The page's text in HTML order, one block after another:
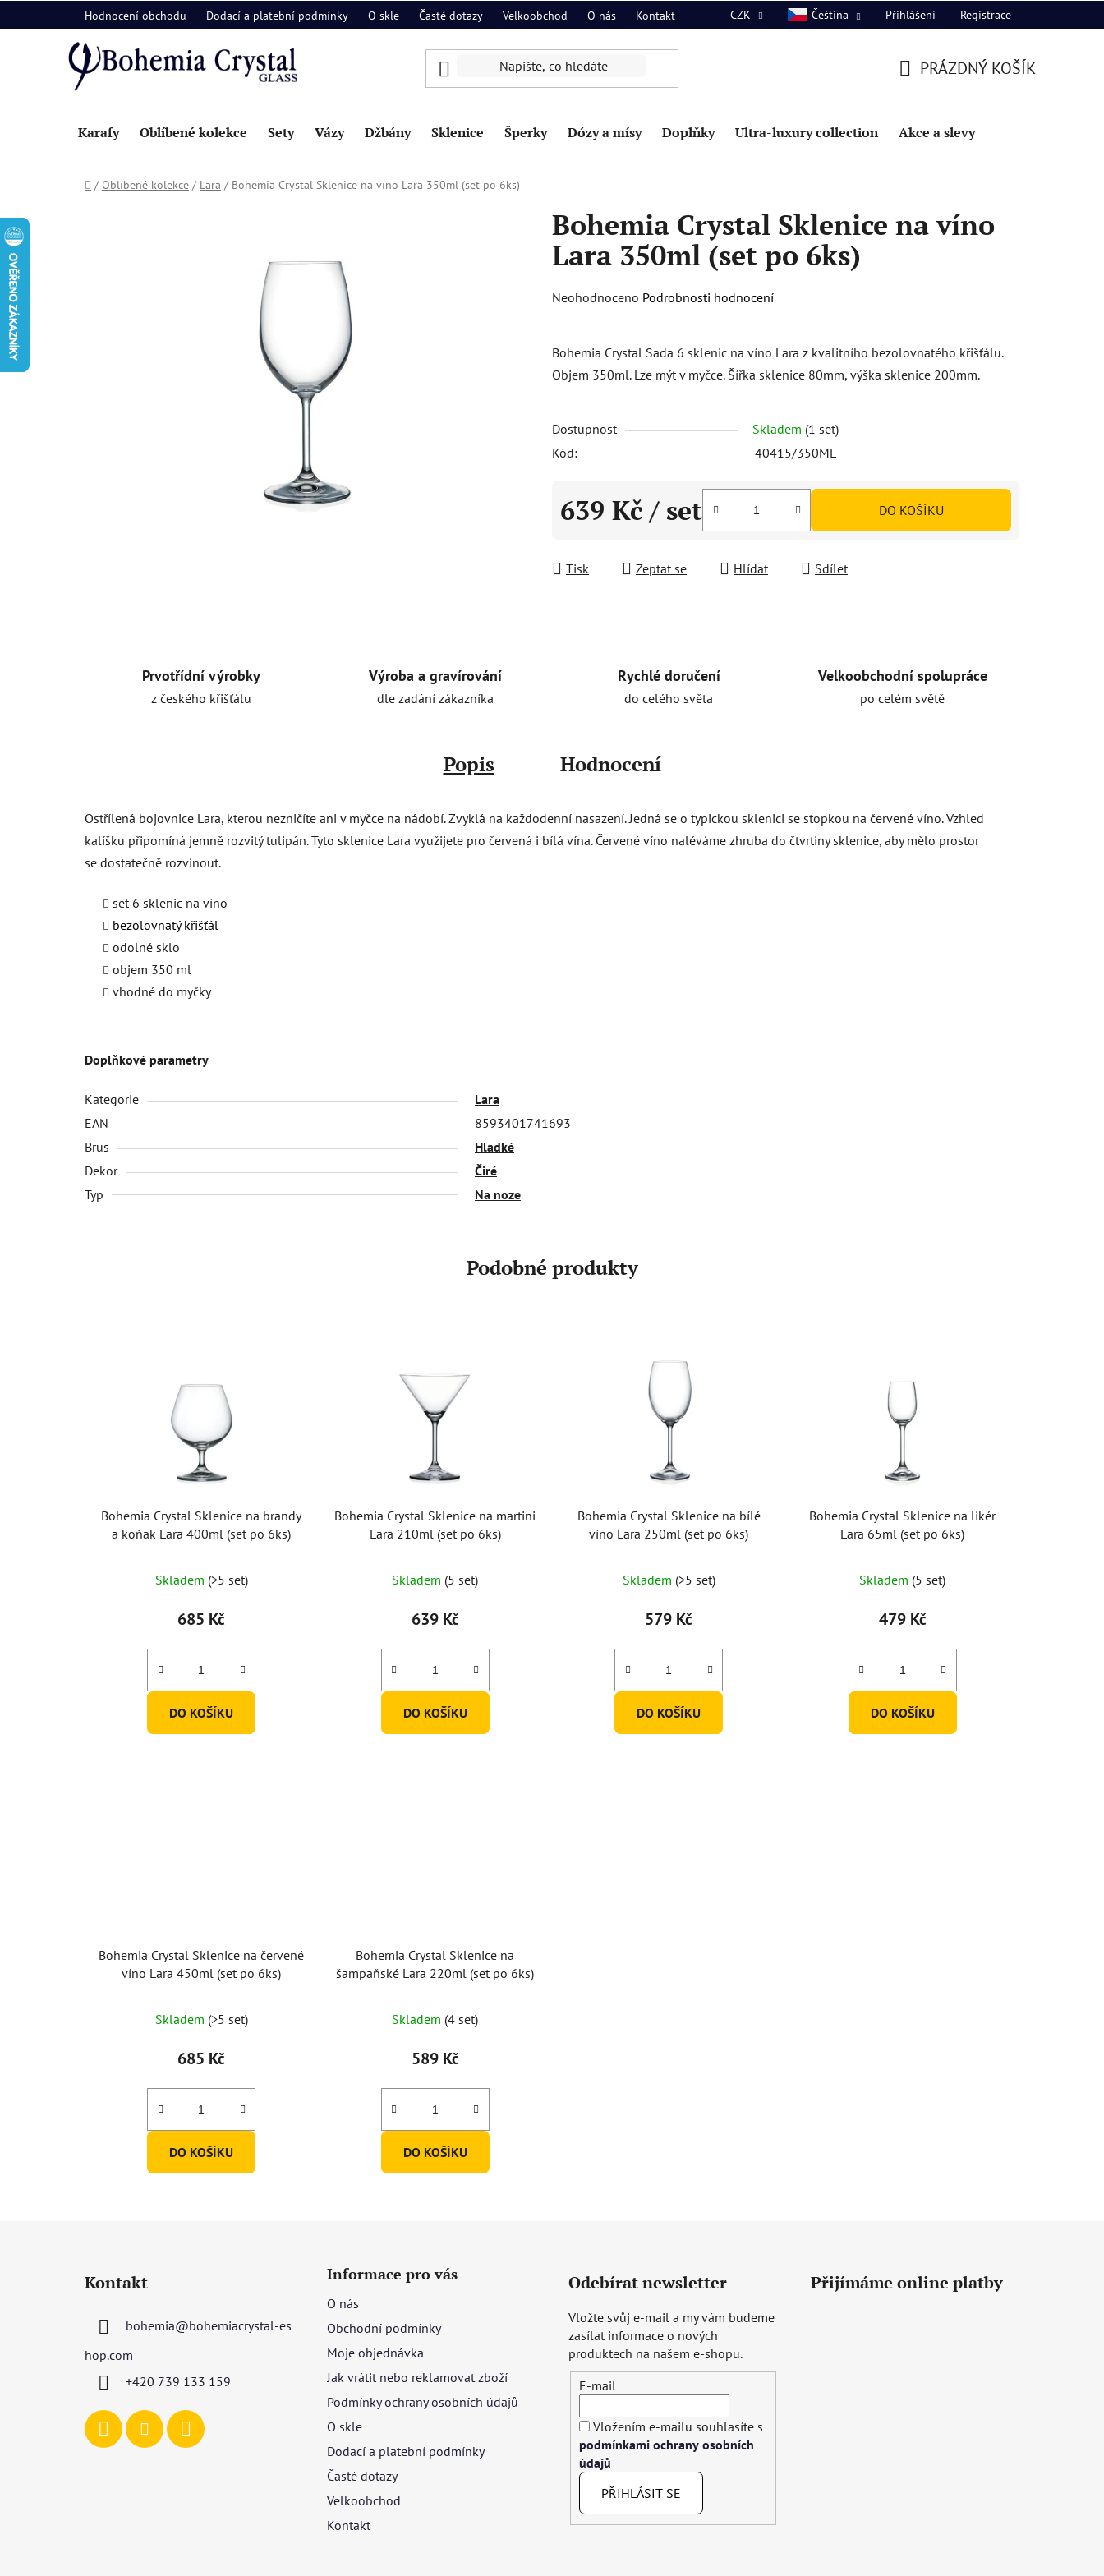
na
Hodnocení obchodu Dodací a platební podmínky O skle Časté dotazy Velkoobchod O nás Kontakt CZK Čeština Přihlášení Registrace
KOŠÍK
PRÁZDNÝ KOŠÍK
Karafy Oblíbené kolekce Sety Vázy Džbány Sklenice Šperky Dózy a mísy Doplňky Ultra-luxury collection Akce a slevy
Domů
/ Oblíbené kolekce / Lara / Bohemia Crystal Sklenice na víno Lara 350ml (set po 6ks)
Bohemia Crystal Sklenice na víno
Lara 350ml (set po 6ks)
Průměrné
je
0,0
5
hvězdiček.
Neohodnoceno Podrobnosti hodnocení
Bohemia Crystal Sada 6 sklenic na víno Lara z kvalitního bezolovnatého křišťálu.
Objem 350ml. Lze mýt v myčce. Šířka sklenice 80mm, výška sklenice 200mm.
Dostupnost Skladem (1 set)
Kód:
40415/350ML
639 Kč / set DO KOŠÍKU
Tisk Zeptat se Hlídat Sdílet
Prvotřídní výrobky
z českého křišťálu
Výroba a gravírování
dle zadání zákazníka
Rychlé doručení
do celého světa
Velkoobchodní spolupráce
po celém světě
Popis Hodnocení
Ostřílená bojovnice Lara, kterou nezničíte ani v myčce na nádobí. Zvyklá na každodenní nasazení. Jedná se o typickou sklenici se stopkou na červené víno. Vzhled
kalíšku připomíná jemně rozvitý tulipán. Tyto sklenice Lara využijete pro červená i bílá vína. Červené víno naléváme zhruba do čtvrtiny sklenice, aby mělo prostor
se dostatečně rozvinout.
set 6 sklenic na víno
bezolovnatý křišťál
odolné sklo
objem 350 ml
vhodné do myčky
Doplňkové parametry
Kategorie
Lara
EAN
8593401741693
Brus
Hladké
Dekor
Čiré
Typ
Na noze
Podobné produkty
Bohemia Crystal Sklenice na brandy
a koňak Lara 400ml (set po 6ks)
Skladem (>5 set)
685 Kč
DO KOŠÍKU
Bohemia Crystal Sklenice na martini
Lara 210ml (set po 6ks)
Skladem (5 set)
639 Kč
DO KOŠÍKU
Bohemia Crystal Sklenice na bílé
víno Lara 250ml (set po 6ks)
Skladem (>5 set)
579 Kč
DO KOŠÍKU
Bohemia Crystal Sklenice na likér
Lara 65ml (set po 6ks)
hodnocení
produktu
5,0
z
hvězdiček.
Skladem (5 set)
479 Kč
DO KOŠÍKU
Bohemia Crystal Sklenice na červené
víno Lara 450ml (set po 6ks)
Skladem (>5 set)
685 Kč
DO KOŠÍKU
Bohemia Crystal Sklenice na
šampaňské Lara 220ml (set po 6ks)
Skladem (4 set)
589 Kč
DO KOŠÍKU
Kontakt
bohemia@bohemiacrystal-es
hop.com
+420 739 133 159
Informace pro vás
O nás
Obchodní podmínky
Moje objednávka
Jak vrátit nebo reklamovat zboží
Podmínky ochrany osobních údajů
O skle
Dodací a platební podmínky
Časté dotazy
Velkoobchod
Kontakt
Odebírat newsletter
Vložte svůj e-mail a my vám budeme
zasílat informace o nových
produktech na našem e-shopu.
E-mail
Vložením e-mailu souhlasíte s
podmínkami ochrany osobních
údajů
PŘIHLÁSIT SE
Přijímáme online platby